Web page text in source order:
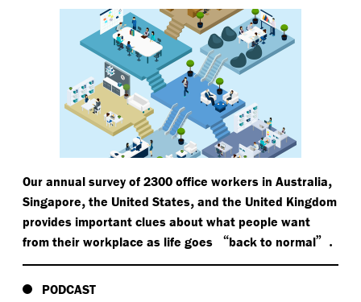
Our annual survey of 2300 office workers in Australia,
Singapore, the United States, and the United Kingdom
provides important clues about what people want
from their workplace as life goes
“back to normal”.
PODCAST